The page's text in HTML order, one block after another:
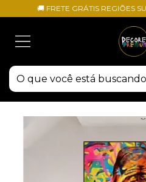
🚚 FRETE GRÁTIS REGIÕES